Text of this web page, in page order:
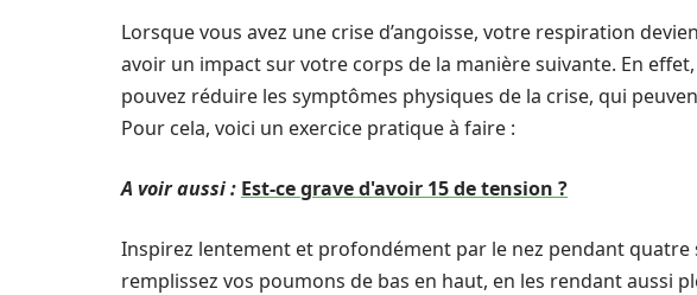
Lorsque vous avez une crise d’angoisse, votre respiration
avoir un impact sur votre corps de la manière suivante. En
pouvez réduire les symptômes physiques de la crise, qui
Pour cela, voici un exercice pratique à faire :
A voir aussi : Est-ce grave d'avoir 15 de tension ?
Inspirez lentement et profondément par le nez pendant quatre
remplissez vos poumons de bas en haut, en les rendant aussi